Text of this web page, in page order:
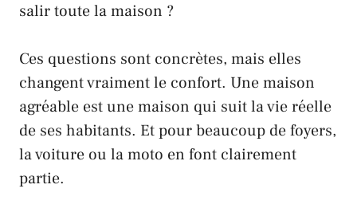
salir toute la maison ?
Ces questions sont concrètes, mais elles
changent vraiment le confort. Une maison
agréable est une maison qui suit la vie réelle
de ses habitants. Et pour beaucoup de foyers,
la voiture ou la moto en font clairement
partie.